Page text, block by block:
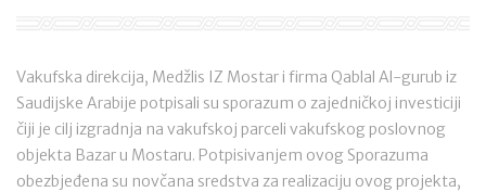
Vakufska direkcija, Medžlis IZ Mostar i firma Qablal Al-gurub iz
Saudijske Arabije potpisali su sporazum o zajedničkoj investiciji
čiji je cilj izgradnja na vakufskoj parceli vakufskog poslovnog
objekta Bazar u Mostaru. Potpisivanjem ovog Sporazuma
obezbjeđena su novčana sredstva za realizaciju ovog projekta,